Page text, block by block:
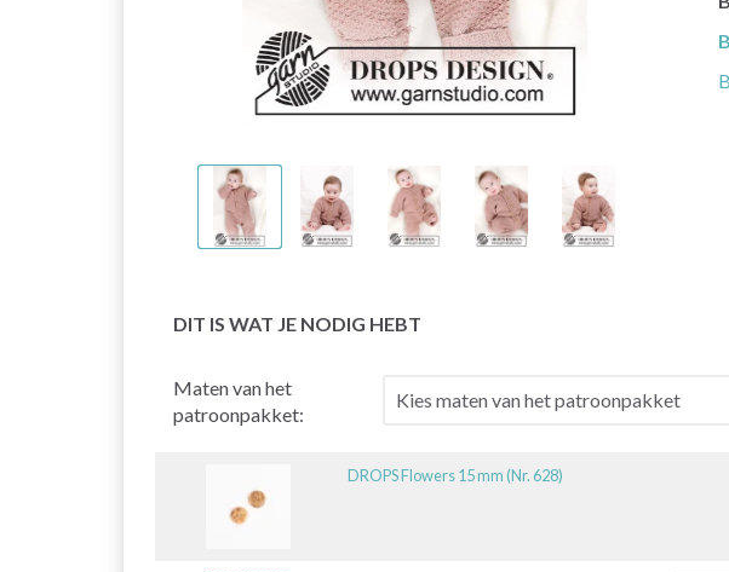
DIT IS WAT JE NODIG HEBT
Maten van het
patroonpakket:
DROPS Flowers 15 mm (Nr. 628)